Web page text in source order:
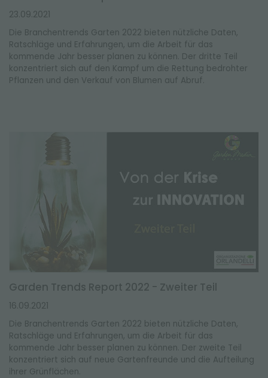
23.09.2021
Die Branchentrends Garten 2022 bieten nützliche Daten,
Ratschläge und Erfahrungen, um die Arbeit für das
kommende Jahr besser planen zu können. Der dritte Teil
konzentriert sich auf den Kampf um die Rettung bedrohter
Pflanzen und den Verkauf von Blumen auf Abruf.
Garden Trends Report 2022 - Zweiter Teil
16.09.2021
Die Branchentrends Garten 2022 bieten nützliche Daten,
Ratschläge und Erfahrungen, um die Arbeit für das
kommende Jahr besser planen zu können. Der zweite Teil
konzentriert sich auf neue Gartenfreunde und die Aufteilung
ihrer Grünflächen.